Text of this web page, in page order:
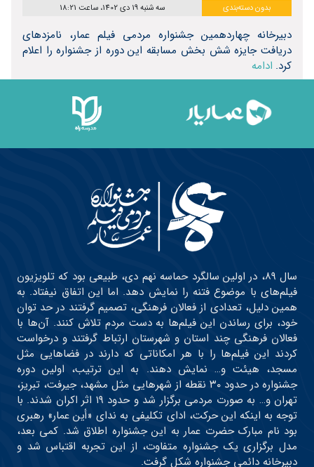
بدون دسته‌بندی سه شنبه 19 دی 1402، ساعت 18:21
دبیرخانه چهاردهمین جشنواره مردمی فیلم عمار، نامزدهای
دریافت جایزه شش بخش مسابقه این دوره از جشنواره را اعلام
کرد. ادامه
سال ۸۹، در اولین سالگرد حماسه نهم دی، طبیعی بود که تلویزیون
فیلم‌های با موضوع فتنه را نمایش دهد. اما این اتفاق نیفتاد. به
همین دلیل، تعدادی از فعالان فرهنگی، تصمیم گرفتند در حد توان
خود، برای رساندن این فیلم‌ها به دست مردم تلاش کنند. آن‌ها با
فعالان فرهنگی چند استان و شهرستان ارتباط گرفتند و درخواست
کردند این فیلم‌ها را با هر امکاناتی که دارند در فضاهایی مثل
مسجد، هیئت و… نمایش دهند. به این ترتیب، اولین دوره
جشنواره در حدود ۳۰ نقطه از شهرهایی مثل مشهد، جیرفت، تبریز،
تهران و… به صورت مردمی برگزار شد و حدود ۱۹ اثر اکران شدند. با
توجه به اینکه این حرکت، ادای تکلیفی به ندای «أین عمار» رهبری
بود نام مبارک حضرت عمار به این جشنواره اطلاق شد. کمی بعد،
مدل برگزاری یک جشنواره متفاوت، از این تجربه اقتباس شد و
دبیرخانه دائمی جشنواره شکل گرفت.